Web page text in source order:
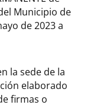
Municipio de
de 2023 a
la sede de la
elaborado
firmas o